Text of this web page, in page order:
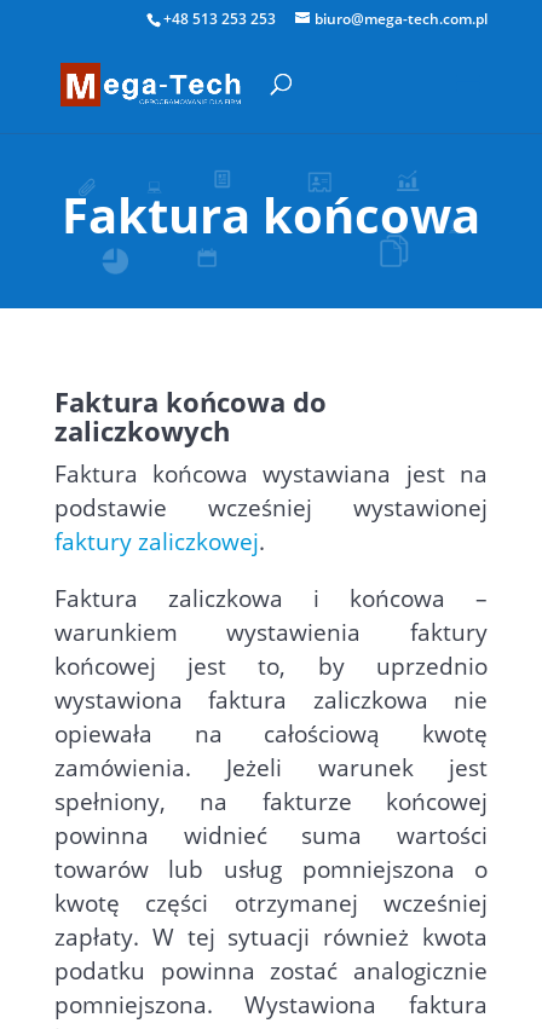
+48 513 253 253 biuro@mega-tech.com.pl
Faktura końcowa
Faktura końcowa do
zaliczkowych
Faktura końcowa wystawiana jest na
podstawie wcześniej wystawionej
faktury zaliczkowej.
Faktura zaliczkowa i końcowa –
warunkiem wystawienia faktury
końcowej jest to, by uprzednio
wystawiona faktura zaliczkowa nie
opiewała na całościową kwotę
zamówienia. Jeżeli warunek jest
spełniony, na fakturze końcowej
powinna widnieć suma wartości
towarów lub usług pomniejszona o
kwotę części otrzymanej wcześniej
zapłaty. W tej sytuacji również kwota
podatku powinna zostać analogicznie
pomniejszona. Wystawiona faktura